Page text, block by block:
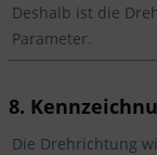
Deshalb ist die
Parameter.
8.
Die Drehrichtung